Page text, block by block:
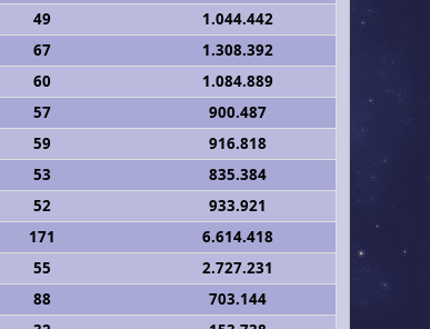
49
1.044.442
67
1.308.392
60
1.084.889
57
900.487
59
916.818
53
835.384
52
933.921
171
6.614.418
55
2.727.231
88
703.144